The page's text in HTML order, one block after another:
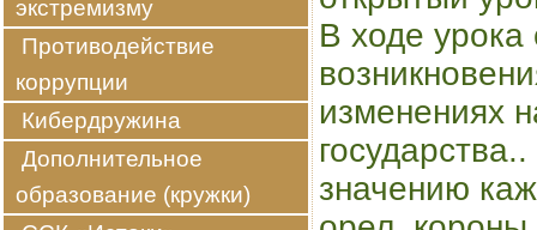
экстремизму
Противодействие
коррупции
Кибердружина
Дополнительное
образование (кружки)
В ходе урока
изменениях
значению